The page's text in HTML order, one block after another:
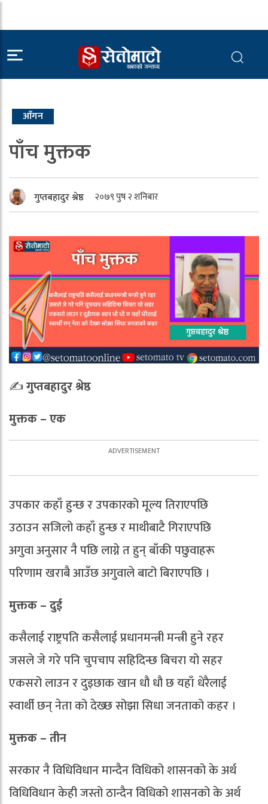
आँगन
पाँच मुक्तक
गुप्तबहादुर श्रेष्ठ २०७९ पुष २ शनिबार
✍️गुप्तबहादुर श्रेष्ठ
मुक्तक – एक
उपकार कहाँ हुन्छ र उपकारको मूल्य तिराएपछि
उठाउन सजिलो कहाँ हुन्छ र माथीबाटै गिराएपछि
अगुवा अनुसार नै पछि लाग्ने त हुन् बाँकी पछुवाहरू
परिणाम खराबै आउँछ अगुवाले बाटो बिराएपछि ।
मुक्तक – दुई
कसैलाई राष्ट्रपति कसैलाई प्रधानमन्त्री मन्त्री हुने रहर
जसले जे गरे पनि चुपचाप सहिदिन्छ बिचरा यो सहर
एकसरो लाउन र दुइछाक खान धौ धौ छ यहाँ धेरैलाई
स्वार्थी छन् नेता को देख्छ सोझा सिधा जनताको कहर ।
मुक्तक – तीन
सरकार नै विधिविधान मान्दैन विधिको शासनको के अर्थ
विधिविधान केही जस्तो ठान्दैन विधिको शासनको के अर्थ